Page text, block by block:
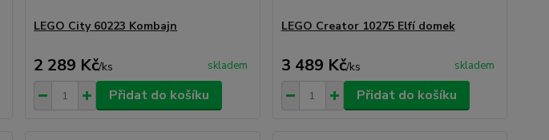
LEGO City 60223 Kombajn
2 289 Kč/ks skladem
Přidat do košíku
LEGO Creator 10275 Elfí domek
3 489 Kč/ks skladem
Přidat do košíku